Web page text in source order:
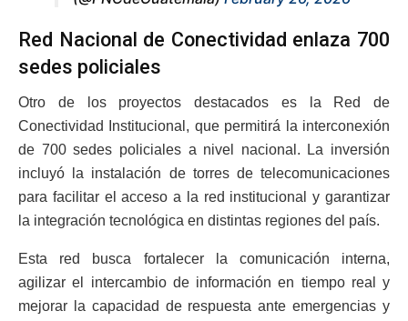
Red Nacional de Conectividad enlaza 700
sedes policiales
Otro de los proyectos destacados es la Red de
Conectividad Institucional, que permitirá la interconexión
de 700 sedes policiales a nivel nacional. La inversión
incluyó la instalación de torres de telecomunicaciones
para facilitar el acceso a la red institucional y garantizar
la integración tecnológica en distintas regiones del país.
Esta red busca fortalecer la comunicación interna,
agilizar el intercambio de información en tiempo real y
mejorar la capacidad de respuesta ante emergencias y